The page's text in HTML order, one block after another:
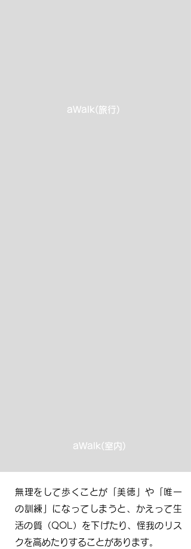
aWalk(旅行)
aWalk(室内)
無理をして歩くことが「美徳」や「唯一
の訓練」になってしまうと、かえって生
活の質（QOL）を下げたり、怪我のリス
クを高めたりすることがあります。